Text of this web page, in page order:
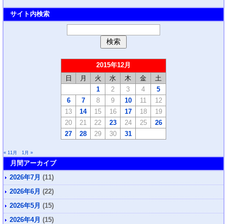
サイト内検索
2015年12月
日 月 火 水 木 金
土
1
2 3 4
5
6
7 8 9 10 11
12
13
14 15 16 17 18
19
20
21 22 23 24 25
26
27
28 29 30 31
« 11月 1月 »
月間アーカイブ
2026年7月 (11)
2026年6月 (22)
2026年5月 (15)
2026年4月 (15)